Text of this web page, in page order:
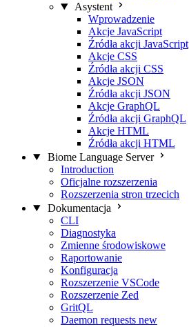
Asystent
Wprowadzenie
Akcje JavaScript
Źródła akcji JavaScript
Akcje CSS
Źródła akcji CSS
Akcje JSON
Źródła akcji JSON
Akcje GraphQL
Źródła akcji GraphQL
Akcje HTML
Źródła akcji HTML
Biome Language Server
Introduction
Oficjalne rozszerzenia
Rozszerzenia stron trzecich
Dokumentacja
CLI
Diagnostyka
Zmienne środowiskowe
Raportowanie
Konfiguracja
Rozszerzenie VSCode
Rozszerzenie Zed
GritQL
Daemon requests new